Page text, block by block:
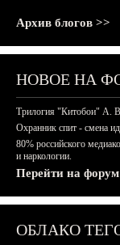
Архив блогов >>
НОВОЕ НА
Трилогия "Китобои" А.
Охранник спит - смена
80% российского
и наркологии.
Перейти на
ОБЛАКО